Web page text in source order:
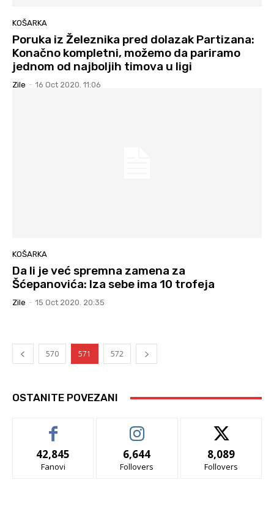
KOŠARKA
Poruka iz Železnika pred dolazak Partizana:
Konačno kompletni, možemo da pariramo
jednom od najboljih timova u ligi
Zile - 16 Oct 2020. 11:06
KOŠARKA
Da li je već spremna zamena za
Šćepanovića: Iza sebe ima 10 trofeja
Zile - 15 Oct 2020. 20:35
570 571 572
OSTANITE POVEZANI
42,845
Fanovi
6,644
Follovers
8,089
Follovers